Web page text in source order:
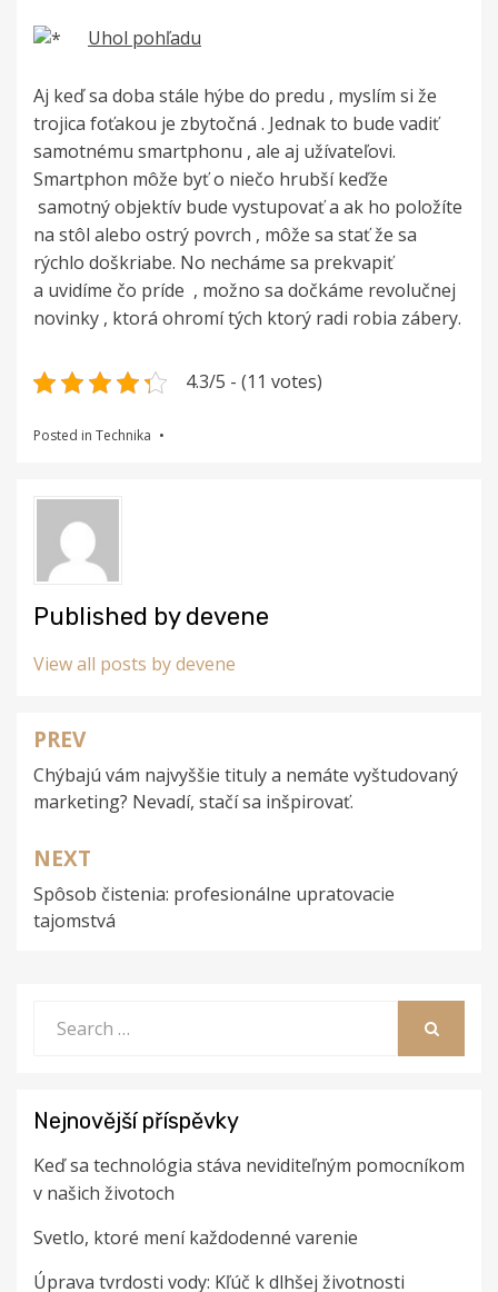
Uhol pohľadu
Aj keď sa doba stále hýbe do predu , myslím si že
trojica foťakou je zbytočná . Jednak to bude vadiť
samotnému smartphonu , ale aj užívateľovi.
Smartphon môže byť o niečo hrubší keďže
samotný objektív bude vystupovať a ak ho položíte
na stôl alebo ostrý povrch , môže sa stať že sa
rýchlo doškriabe. No necháme sa prekvapiť
a uvidíme čo príde , možno sa dočkáme revolučnej
novinky , ktorá ohromí tých ktorý radi robia zábery.
4.3/5 - (11 votes)
Posted in Technika
Published bydevene
View all posts by devene
Navigace
pro
příspěvek
PREV
Chýbajú vám najvyššie tituly a nemáte vyštudovaný
marketing? Nevadí, stačí sa inšpirovať.
NEXT
Spôsob čistenia: profesionálne upratovacie
tajomstvá
for:
Nejnovější příspěvky
Keď sa technológia stáva neviditeľným pomocníkom
v našich životoch
Svetlo, ktoré mení každodenné varenie
Úprava tvrdosti vody: Kľúč k dlhšej životnosti